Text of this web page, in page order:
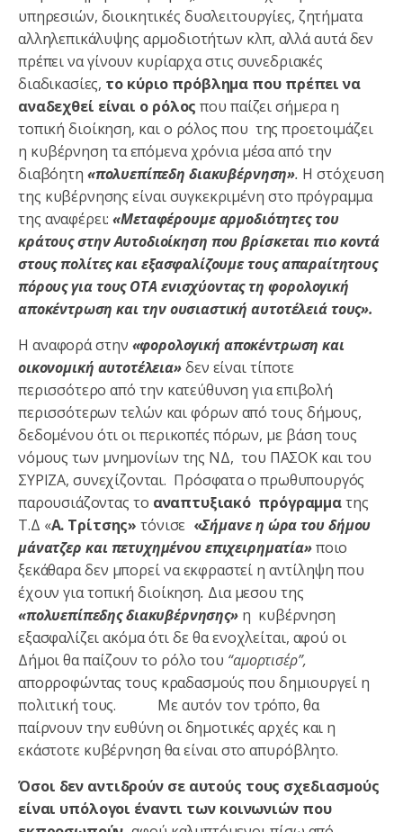
υπηρεσιών, διοικητικές δυσλειτουργίες, ζητήματα
αλληλεπικάλυψης αρμοδιοτήτων κλπ, αλλά αυτά δεν
πρέπει να γίνουν κυρίαρχα στις συνεδριακές
διαδικασίες, το κύριο πρόβλημα που πρέπει να
αναδεχθεί είναι ο ρόλος που παίζει σήμερα η
τοπική διοίκηση, και ο ρόλος που της προετοιμάζει
η κυβέρνηση τα επόμενα χρόνια μέσα από την
διαβόητη «πολυεπίπεδη διακυβέρνηση». Η στόχευση
της κυβέρνησης είναι συγκεκριμένη στο πρόγραμμα
της αναφέρει:«Μεταφέρουμε αρμοδιότητες του
κράτους στην Αυτοδιοίκηση που βρίσκεται πιο κοντά
στους πολίτες και εξασφαλίζουμε τους απαραίτητους
πόρους για τους ΟΤΑ ενισχύοντας τη φορολογική
αποκέντρωση και την ουσιαστική αυτοτέλειά τους».
Η αναφορά στην «φορολογική αποκέντρωση και
οικονομική αυτοτέλεια»δεν είναι τίποτε
περισσότερο από την κατεύθυνση για επιβολή
περισσότερων τελών και φόρων από τους δήμους,
δεδομένου ότι οι περικοπές πόρων, με βάση τους
νόμους των μνημονίων της ΝΔ, του ΠΑΣΟΚ και του
ΣΥΡΙΖΑ, συνεχίζονται. Πρόσφατα ο πρωθυπουργός
παρουσιάζοντας το αναπτυξιακό πρόγραμματης
Τ.Δ «Α. Τρίτσης»τόνισε «Σήμανε η ώρα του δήμου
μάνατζερ και πετυχημένου επιχειρηματία»ποιο
ξεκάθαρα δεν μπορεί να εκφραστεί η αντίληψη που
έχουν για τοπική διοίκηση. Δια μεσου της
«πολυεπίπεδης διακυβέρνησης» η κυβέρνηση
εξασφαλίζει ακόμα ότι δε θα ενοχλείται, αφού οι
Δήμοι θα παίζουν το ρόλο του “αμορτισέρ”,
απορροφώντας τους κραδασμούς που δημιουργεί η
πολιτική τους. Με αυτόν τον τρόπο, θα
παίρνουν την ευθύνη οι δημοτικές αρχές και η
εκάστοτε κυβέρνηση θα είναι στο απυρόβλητο.
Όσοι δεν αντιδρούν σε αυτούς τους σχεδιασμούς
είναι υπόλογοι έναντι των κοινωνιών που